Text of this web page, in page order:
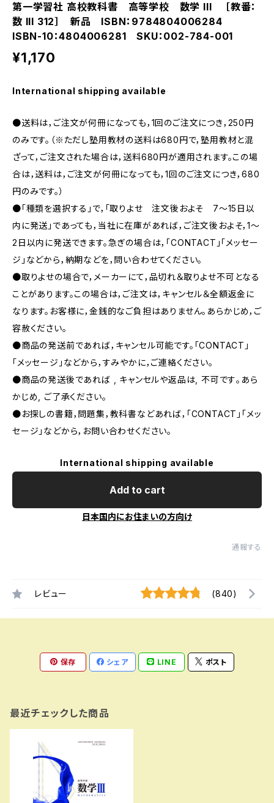
第一学習社 高校教科書 高等学校 数学 III ［教番：
数 III 312］ 新品 ISBN：9784804006284
ISBN-10：4804006281 SKU：002-784-001
¥1,170
International shipping available
●送料は，ご注文が何冊になっても，1回のご注文につき，250円
のみです。（※ただし塾用教材の送料は680円で，塾用教材と混
ざって，ご注文された場合は，送料680円が適用されます。この場
合は，送料は，ご注文が何冊になっても，1回のご注文につき，680
円のみです。）
●「種類を選択する」で，「取りよせ 注文後およそ 7〜15日以
内に発送」であっても，当社に在庫があれば，ご注文後およそ，1〜
2日以内に発送できます。急ぎの場合は，「CONTACT」「メッセー
ジ」などから，納期などを，問い合わせてください。
●取りよせの場合で，メーカーにて，品切れ＆取りよせ不可となる
ことがあります。この場合は，ご注文は，キャンセル＆全額返金に
なります。お客様に，金銭的なご負担はありません。あらかじめ，ご
容赦ください。
●商品の発送前であれば，キャンセル可能です。「CONTACT」
「メッセージ」などから，すみやかに，ご連絡ください。
●商品の発送後であれば , キャンセルや返品は, 不可です｡あら
かじめ, ご了承ください｡
●お探しの書籍，問題集，教科書などあれば，「CONTACT」「メッ
セージ」などから，お問い合わせください。
International shipping available
Add to cart
日本国内にお住まいの方向け
通報する
レビュー (840)
保存 シェア LINE ポスト
最近チェックした商品